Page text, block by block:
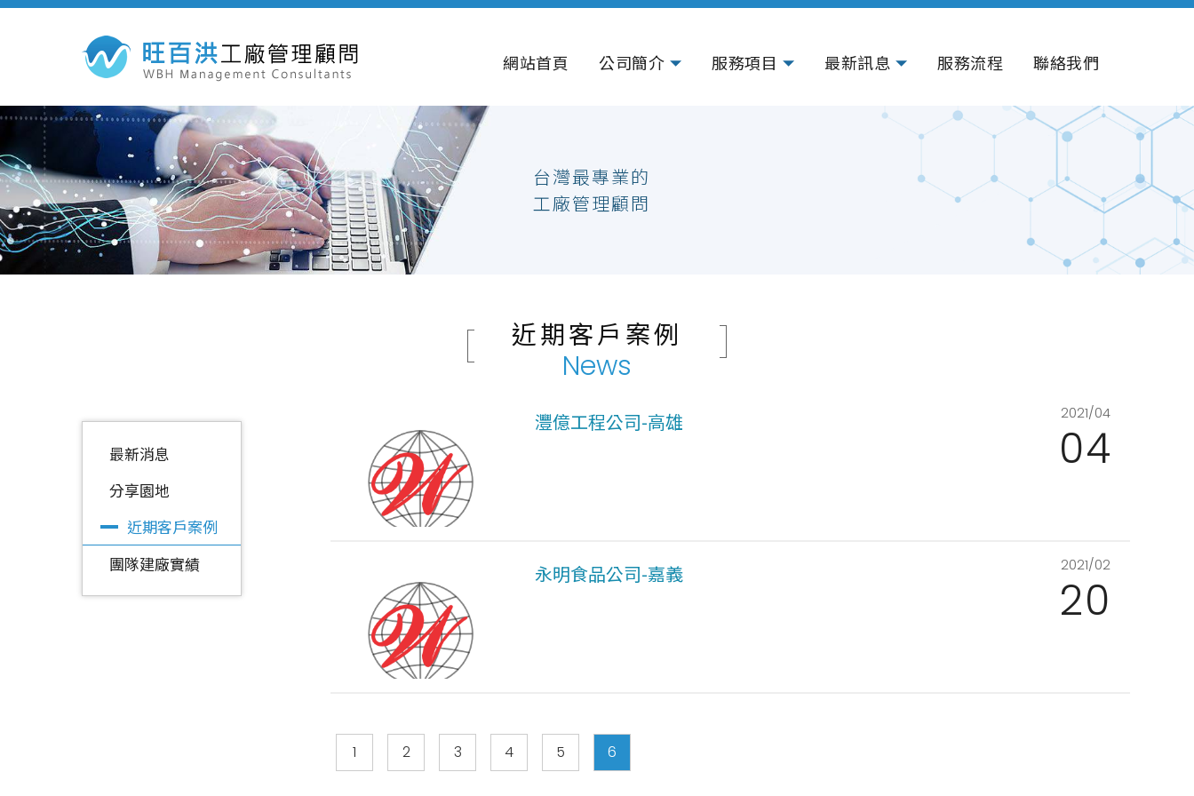
網站首頁 公司簡介 服務項目 最新訊息 服務流程 聯絡我們
台灣最專業的
工廠管理顧問
近期客戶案例
News
最新消息
分享園地
近期客戶案例
團隊建廠實績
灃億工程公司-高雄 2021/04
04
永明食品公司-嘉義 2021/02
20
1 2 3 4 5 6